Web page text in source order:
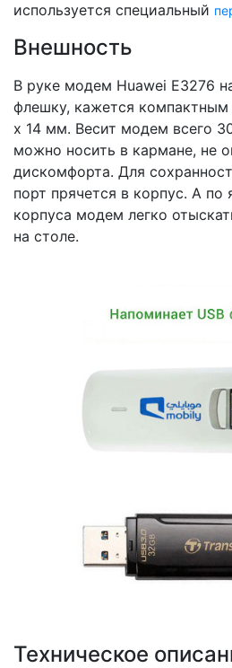
используется специальный
Внешность
В руке модем Huawei E3276
флешку, кажется
x 14 мм. Весит модем всего
можно носить в кармане, не
дискомфорта. Для
порт прячется в корпус. А по
корпуса модем легко
на столе.
Техническое